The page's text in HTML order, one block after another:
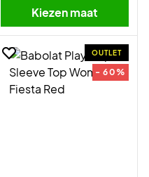
Kiezen maat
OUTLET
- 60%